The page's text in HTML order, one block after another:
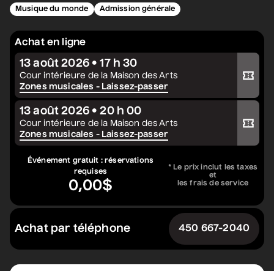
Constellation de cordes
• Zones musicales
Cour intérieure de la Maison des Arts
Complet
Marie Céleste
• Tout ce qui brille
27 août 2026• 19 h 30
Station culturelle Momo
Gratuit
David Corriveau
• 100 contrefaçons
Salle André-Mathieu
Après-midi
Musique du monde Admission générale
Achat en ligne
Acheter votre billet
13 août 2026 • 17 h 30
Cour intérieure de la Maison des Arts
Zones musicales - Laissez-passer
Acheter votre billet
13 août 2026 • 20 h 00
Cour intérieure de la Maison des Arts
Zones musicales - Laissez-passer
Événement gratuit : réservations
requises
0,00$
* Le prix inclut les taxes
et
les frais de service
Achat par téléphone 450 667-2040